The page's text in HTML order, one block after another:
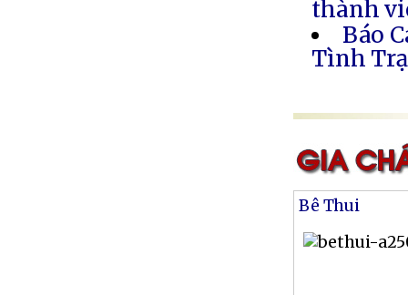
thành
Báo
Tình
Bê Thui